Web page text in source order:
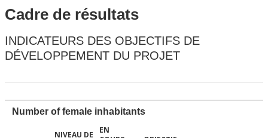
Cadre de résultats
INDICATEURS DES OBJECTIFS DE
DÉVELOPPEMENT DU PROJET
Number of female inhabitants